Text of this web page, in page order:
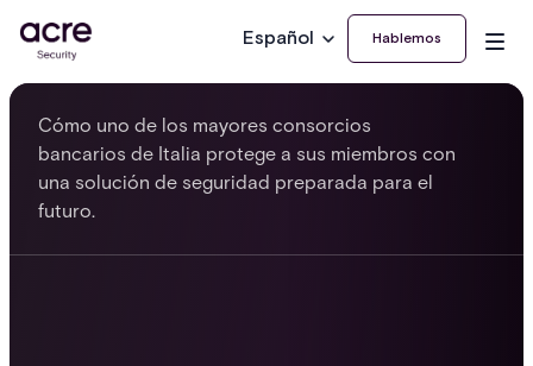
Español Hablemos
Cómo uno de los mayores consorcios
bancarios de Italia protege a sus miembros con
una solución de seguridad preparada para el
futuro.